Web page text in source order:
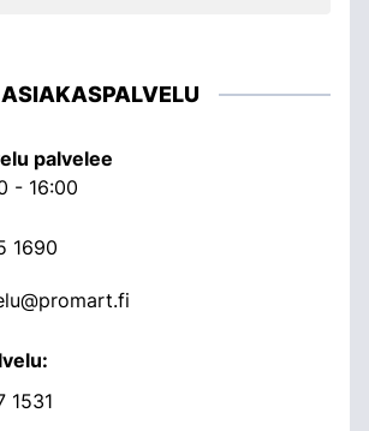
ASIAKASPALVELU
palvelee
- 16:00
1690
1531